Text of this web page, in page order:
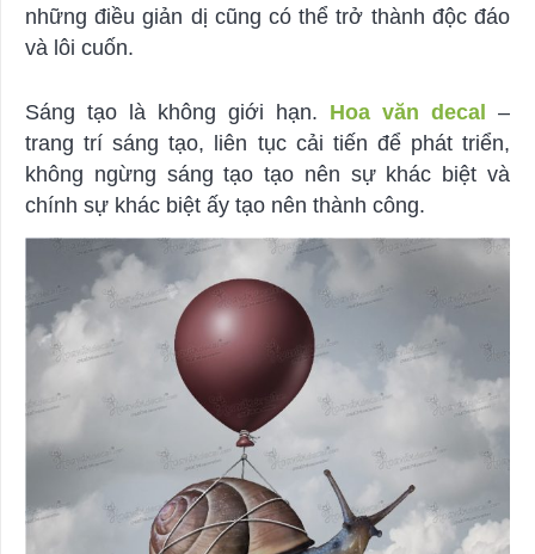
những điều giản dị cũng có thể trở thành độc đáo
và lôi cuốn.
Sáng tạo là không giới hạn. Hoa văn decal
–
trang trí sáng tạo, liên tục cải tiến để phát triển,
không ngừng sáng tạo tạo nên sự khác biệt và
chính sự khác biệt ấy tạo nên thành công.